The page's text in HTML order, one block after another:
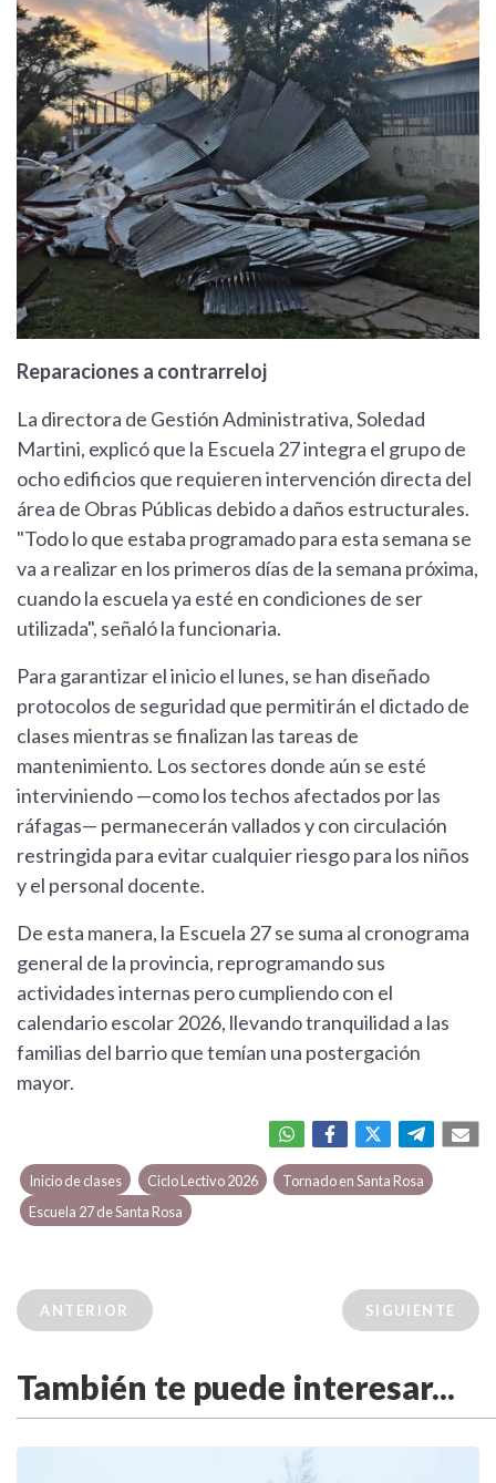
Reparaciones a contrarreloj
La directora de Gestión Administrativa, Soledad
Martini, explicó que la Escuela 27 integra el grupo de
ocho edificios que requieren intervención directa del
área de Obras Públicas debido a daños estructurales.
"Todo lo que estaba programado para esta semana se
va a realizar en los primeros días de la semana próxima,
cuando la escuela ya esté en condiciones de ser
utilizada", señaló la funcionaria.
Para garantizar el inicio el lunes, se han diseñado
protocolos de seguridad que permitirán el dictado de
clases mientras se finalizan las tareas de
mantenimiento. Los sectores donde aún se esté
interviniendo —como los techos afectados por las
ráfagas— permanecerán vallados y con circulación
restringida para evitar cualquier riesgo para los niños
y el personal docente.
De esta manera, la Escuela 27 se suma al cronograma
general de la provincia, reprogramando sus
actividades internas pero cumpliendo con el
calendario escolar 2026, llevando tranquilidad a las
familias del barrio que temían una postergación
mayor.
Inicio de clases Ciclo Lectivo 2026
Tornado en Santa Rosa
Escuela 27 de Santa Rosa
ANTERIOR SIGUIENTE
También te puede interesar...